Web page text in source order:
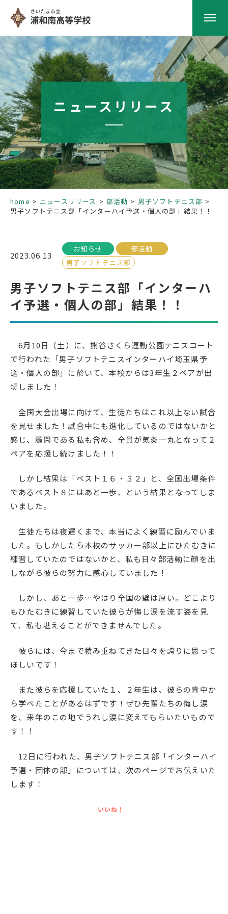
HOME
学校紹介
南高の教育
学校生活
部活動
受検生の方へ
年間スケジュール
学校パンフレット
教科ガイド
校長室より
事務室より
在校生の皆さんへ
保護者の方へ
本校のPTA活動
地域の皆様へ
教育関係者の方へ
各種証明書発行
アクセス
ニュースリリース
home ニュースリリース 部活動
男子ソフトテニス部
男子ソフトテニス部「インターハイ予選・個人の部」結果！！
2023.06.13
お知らせ
部活動
男子ソフトテニス部
男子ソフトテニス部「インターハ
イ予選・個人の部」結果！！
6月10日（土）に、熊谷さくら運動公園テニスコート
で行われた「男子ソフトテニスインターハイ埼玉県予
選・個人の部」に於いて、本校からは3年生２ペアが出
場しました！
全国大会出場に向けて、生徒たちはこれ以上ない試合
を見せました！試合中にも進化しているのではないかと
感じ、顧問である私も含め、全員が気炎一丸となって２
ペアを応援し続けました！！
しかし結果は「ベスト１６・３２」と、全国出場条件
であるベスト８にはあと一歩、という結果となってしま
いました。
生徒たちは夜遅くまで、本当によく練習に励んでいま
した。もしかしたら本校のサッカー部以上にひたむきに
練習していたのではないかと、私も日々部活動に顔を出
しながら彼らの努力に感心していました！
しかし、あと一歩…やはり全国の壁は厚い。どこより
もひたむきに練習していた彼らが悔し涙を流す姿を見
て、私も堪えることができませんでした。
彼らには、今まで積み重ねてきた日々を誇りに思って
ほしいです！
また彼らを応援していた１、２年生は、彼らの背中か
ら学べたことがあるはずです！ぜひ先輩たちの悔し涙
を、来年のこの地でうれし涙に変えてもらいたいもので
す！！
12日に行われた、男子ソフトテニス部「インターハイ
予選・団体の部」については、次のページでお伝えいた
します！
いいね！